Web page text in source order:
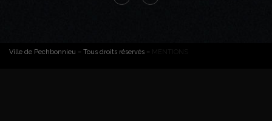
Ville de Pechbonnieu – Tous droits réservés – MENTIONS